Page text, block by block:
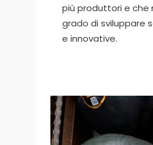
più produttori e che
grado di sviluppare
e innovative.